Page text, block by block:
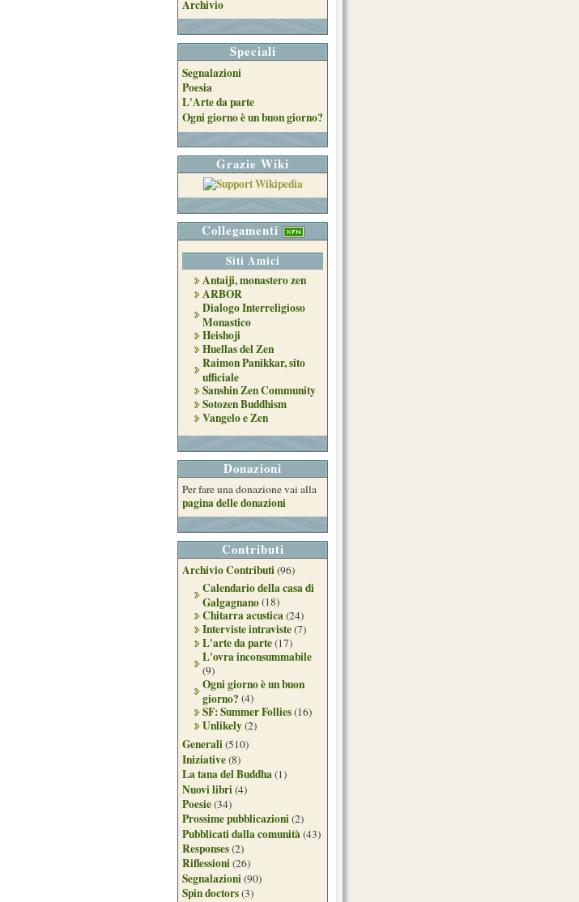
Archivio
Speciali
Segnalazioni
Poesia
L'Arte da parte
Ogni giorno è un buon giorno?
Grazie Wiki
Collegamenti
Siti Amici
Antaiji, monastero zen
ARBOR
Dialogo Interreligioso
Monastico
Heishoji
Huellas del Zen
Raimon Panikkar, sito
ufficiale
Sanshin Zen Community
Sotozen Buddhism
Vangelo e Zen
Donazioni
Per fare una donazione vai alla
pagina delle donazioni
Contributi
Archivio Contributi(96)
Calendario della casa di
Galgagnano(18)
Chitarra acustica(24)
Interviste intraviste(7)
L'arte da parte(17)
L'ovra inconsummabile
(9)
Ogni giorno è un buon
giorno? (4)
SF: Summer Follies(16)
Unlikely(2)
Generali(510)
Iniziative(8)
La tana del Buddha(1)
Nuovi libri(4)
Poesie(34)
Prossime pubblicazioni(2)
Pubblicati dalla comunità(43)
Responses(2)
Riflessioni(26)
Segnalazioni(90)
Spin doctors(3)